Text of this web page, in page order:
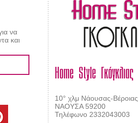
να
και
Home Style Γκόγκλιας
10° χλμ Νάουσας-Βέροιας
ΝΑΟΥΣΑ 59200
Τηλέφωνο 2332043003